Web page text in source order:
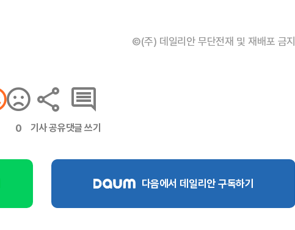
©(주) 데일리안 무단전재 및 재배포 금지
0 기사 공유댓글 쓰기
다음에서 데일리안 구독하기